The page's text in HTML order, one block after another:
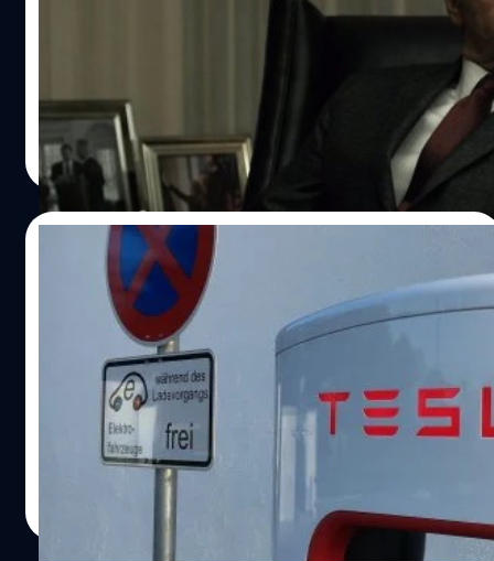
เมื่อวันที่ 17 ตุลาคม นักแสดง เควิน สเปซีย์ (Kevin Spacey)
กล่าวต่อชั้นศาลในคดีที่เขาล่วงละเมิดทางเพศเด็กชายวัย 14
ปี เมื่อ 36 ปีก่อน ว่าจริง ๆ แล้วเขาเป็นเกย์ แต่เพราะว่าพ่อของ
เขามีความคิดเหยียดเพศ ชาตินิยมผิวขาว (White
Supremacy) และ เป็นพวกลัทธินีโอนาซี (Neo-Nazism) จึง
จำเป็นต้องปิดบังมาตลอด ซึ่งนี่เป็นครั้งแรกที่สเปซีย์เปิดเผย
เรื่องนี้ต่อสาธารณะ เขาได้บรรยายถึงครอบครัวตัวเองว่า "พ่อ
ของผมเป็นพวกชาตินิยมผิวขาวและเป็นนีโอนาซี ทำให้ผมไม่
เคยบอกรสนิยมทางเพศของผมในที่สาธารณะเลย ผมจึงโตมา
ในครอบครัวที่ซับซ้อน” สเปซีย์เล่าต่อว่า เมื่อเขาโตขึ้น
ครอบครัวของเขาต้องย้ายที่อยู่ไปเรื่อย ๆ เพราะพ่อตกงาน
บ่อย เขามักจะหวาดกลัวเมื่อยังเป็นเด็กและถูกบังคับให้ฟังการ
บรรยายของพ่อที่เหยียดเชื้อชาติและคลั่งไคล้ลัทธิอยู่ตลอด
เวลา จนเขาไม่สามารถพาเพื่อน ๆ มาที่บ้านได้ แถมเขาเคย
บอกพ่อว่าจะเป็นนักแสดง แต่พ่อก็กลับพูดว่า "อย่าพูดเรื่องไร้
สาระ" โจทก์ แอนโธนี แรพพ์ (Anthony Rapp) ผู้เสียหายจาก
การโดนสเปซีย์ล่วงละเมิดทางเพศปัจจุบันอายุ 50 ปี แย้งว่า
สเปซีย์ให้การเท็จ นี่ไม่ใช่ครั้งแรกที่เขาเปิดเผยว่าเป็นเกย์ โดย
จำเลยสเปซีย์ ชี้แจงว่า“การเรียกใครสักคนว่าเขาให้การเท็จ
คือการพูดว่ามีคนกำลังโกหก ผมไม่ได้มีชีวิตอยู่เพื่อที่จะ
ปัญญา เสือสิงห์| 1389 days ago
Read More
09/05/2022
Tesla ฟ้องอดีตวิศวกรขโมยข้อมูลเทคโนโลยี
ซูเปอร์คอมพิวเตอร์
เทสลา (Tesla) ได้ฟ้องดำเนินคดีกับ อเล็กซานเดอร์ ยัตสคอฟ
(Alexander Yatskov) อดีตวิศวกรในข้อหาขโมยคัดลอกข้อมูล
ลับเกี่ยวกับเทคโนโลยีซูเปอร์คอมพิวเตอร์ที่เรียกว่า โพรเจ็กต์
โดโจ (Project Dojo) ไปยังอุปกรณ์ส่วนตัวอย่างผิดกฎหมาย
| 1552 days ago